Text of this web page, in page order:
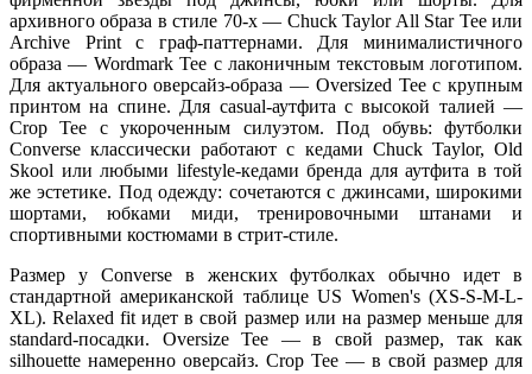
архивного образа в стиле 70-х — Chuck Taylor All Star Tee или
Archive Print с граф-паттернами. Для минималистичного
образа — Wordmark Tee с лаконичным текстовым логотипом.
Для актуального оверсайз-образа — Oversized Tee с крупным
принтом на спине. Для casual-аутфита с высокой талией —
Crop Tee с укороченным силуэтом. Под обувь: футболки
Converse классически работают с кедами Chuck Taylor, Old
Skool или любыми lifestyle-кедами бренда для аутфита в той
же эстетике. Под одежду: сочетаются с джинсами, широкими
шортами, юбками миди, тренировочными штанами и
спортивными костюмами в стрит-стиле.
Размер у Converse в женских футболках обычно идет в
стандартной американской таблице US Women's (XS-S-M-L-
XL). Relaxed fit идет в свой размер или на размер меньше для
standard-посадки. Oversize Tee — в свой размер, так как
silhouette намеренно оверсайз. Crop Tee — в свой размер для